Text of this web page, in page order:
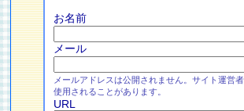
お名前
メール
メールアドレスは公開されません。サイト運営
使用されることがあります。
URL